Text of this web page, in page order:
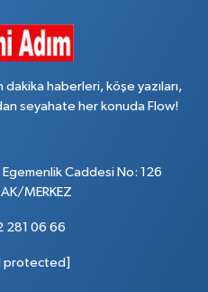
haberleri, köşe yazıları,
seyahate her konuda Flow!
Caddesi No: 126
MERKEZ
281 06 66
protected]